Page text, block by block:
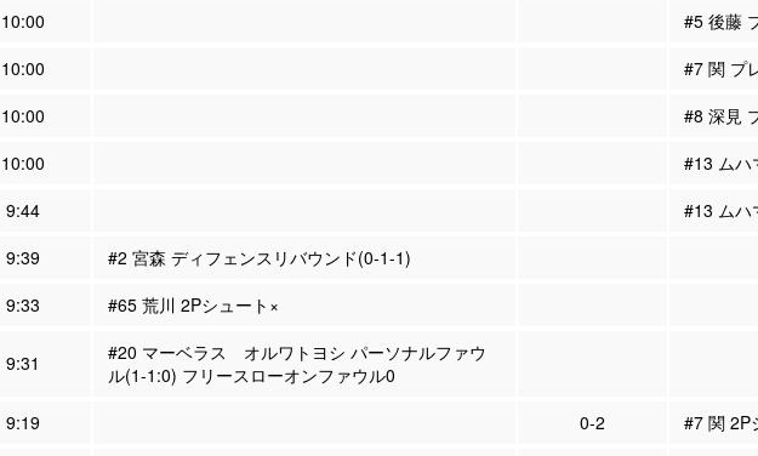
10:00
#5 後藤
10:00
#7 関 プ
10:00
#8 深見
10:00
#13 ムハ
9:44
#13 ムハ
9:39
#2 宮森 ディフェンスリバウンド(0-1-1)
9:33 #65 荒川 2Pシュート×
9:31
#20 マーベラス オルワトヨシ パーソナルファウ
ル(1-1:0) フリースローオンファウル0
9:19 0-2
#7 関 2P